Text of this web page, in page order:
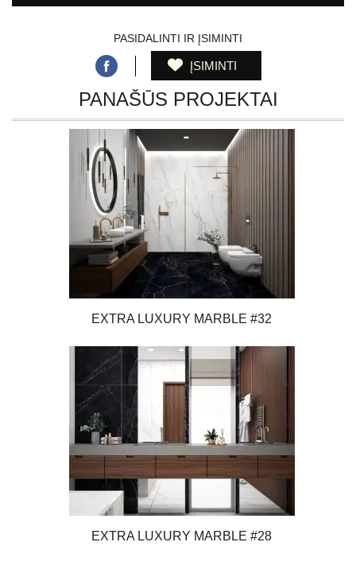
PASIDALINTI IR ĮSIMINTI
ĮSIMINTI
PANAŠŪS PROJEKTAI
EXTRA LUXURY MARBLE #32
EXTRA LUXURY MARBLE #28